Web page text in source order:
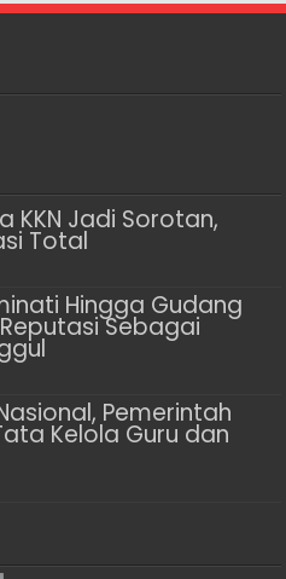
KKN Jadi Sorotan,
Total
Hingga Gudang
Sebagai
Pemerintah
Kelola Guru dan